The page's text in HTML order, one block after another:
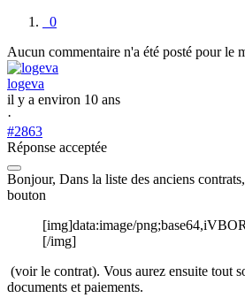
0
Aucun commentaire n'a été posté pour le
logeva
il y a environ 10 ans
·
#2863
Réponse acceptée
Bonjour, Dans la liste des anciens
bouton
[img]data:image/
[/img]
(voir le contrat). Vous aurez ensuite tout
documents et paiements.